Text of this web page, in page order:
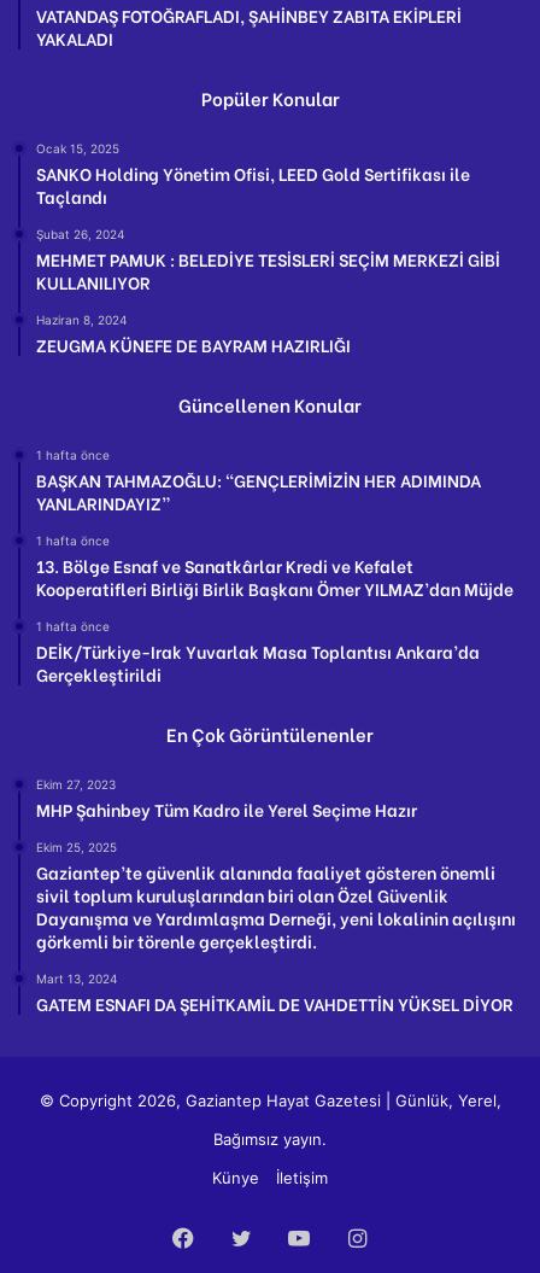
VATANDAŞ FOTOĞRAFLADI, ŞAHİNBEY ZABITA EKİPLERİ
YAKALADI
Popüler Konular
Ocak 15, 2025
SANKO Holding Yönetim Ofisi, LEED Gold Sertifikası ile
Taçlandı
Şubat 26, 2024
MEHMET PAMUK : BELEDİYE TESİSLERİ SEÇİM MERKEZİ GİBİ
KULLANILIYOR
Haziran 8, 2024
ZEUGMA KÜNEFE DE BAYRAM HAZIRLIĞI
Güncellenen Konular
1 hafta önce
BAŞKAN TAHMAZOĞLU: “GENÇLERİMİZİN HER ADIMINDA
YANLARINDAYIZ”
1 hafta önce
13. Bölge Esnaf ve Sanatkârlar Kredi ve Kefalet
Kooperatifleri Birliği Birlik Başkanı Ömer YILMAZ’dan Müjde
1 hafta önce
DEİK/Türkiye-Irak Yuvarlak Masa Toplantısı Ankara’da
Gerçekleştirildi
En Çok Görüntülenenler
Ekim 27, 2023
MHP Şahinbey Tüm Kadro ile Yerel Seçime Hazır
Ekim 25, 2025
Gaziantep’te güvenlik alanında faaliyet gösteren önemli
sivil toplum kuruluşlarından biri olan Özel Güvenlik
Dayanışma ve Yardımlaşma Derneği, yeni lokalinin açılışını
görkemli bir törenle gerçekleştirdi.
Mart 13, 2024
GATEM ESNAFI DA ŞEHİTKAMİL DE VAHDETTİN YÜKSEL DİYOR
© Copyright 2026, Gaziantep Hayat Gazetesi | Günlük, Yerel,
Bağımsız yayın.
Künye
İletişim
Facebook
TwitterYouTubeInstagram